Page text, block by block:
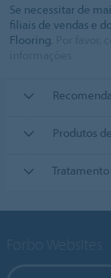
Se necessitar de
filiais de vendas e
Flooring.
Produtos